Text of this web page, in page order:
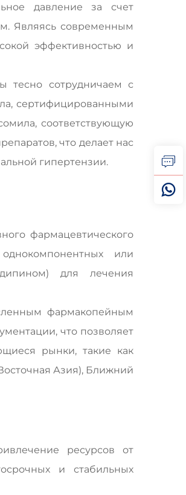
давление за счет
Являясь современным
эффективностью и
тесно сотрудничаем с
сертифицированными
соответствующую
что делает нас
гипертензии.
фармацевтического
или
для лечения
фармакопейным
что позволяет
рынки, такие как
Азия), Ближний
ресурсов от
и стабильных